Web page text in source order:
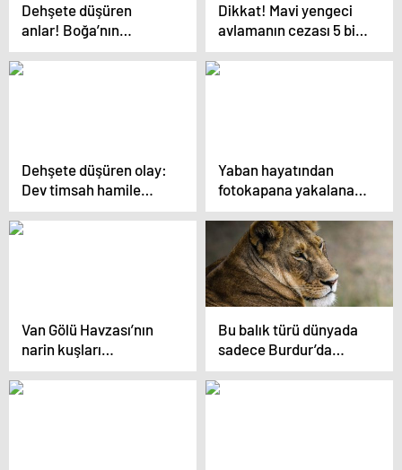
Dehşete düşüren
anlar! Boğa’nın
gazabına uğradı…
Dikkat! Mavi yengeci
avlamanın cezası 5 bin
TL
Dehşete düşüren olay:
Dev timsah hamile
kadını yedi!
Yaban hayatından
fotokapana yakalanan
anlar hayrete düşürdü
Van Gölü Havzası’nın
narin kuşları
flamingolar
Bu balık türü dünyada
sadece Burdur’da
yaşıyor! Nesli
tükenmek üzere